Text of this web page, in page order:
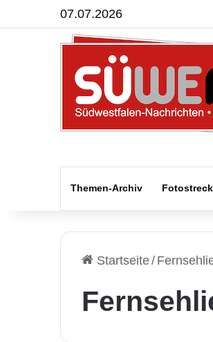
07.07.2026
Themen-Archiv
Startseite/